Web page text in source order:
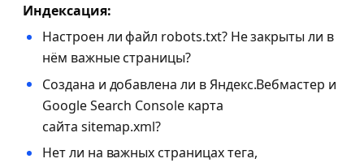
Индексация:
Настроен ли файл robots.txt? Не закрыты ли в
нём важные страницы?
Создана и добавлена ли в Яндекс.Вебмастер и
Google Search Console карта
сайта sitemap.xml?
Нет ли на важных страницах тега,